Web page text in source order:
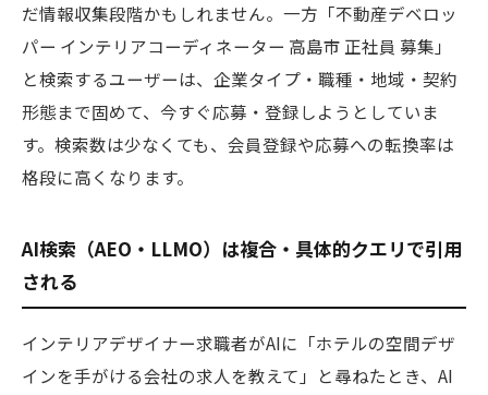
だ情報収集段階かもしれません。一方「不動産デベロッ
パー インテリアコーディネーター 高島市 正社員 募集」
と検索するユーザーは、企業タイプ・職種・地域・契約
形態まで固めて、今すぐ応募・登録しようとしていま
す。検索数は少なくても、会員登録や応募への転換率は
格段に高くなります。
AI検索（AEO・LLMO）は複合・具体的クエリで引用
される
インテリアデザイナー求職者がAIに「ホテルの空間デザ
インを手がける会社の求人を教えて」と尋ねたとき、AI